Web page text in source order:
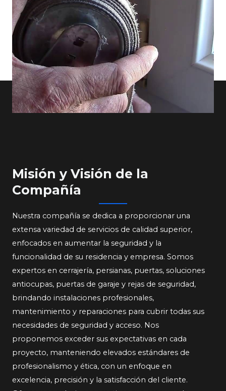
Misión y Visión de la
Compañía​​​​​​
Nuestra compañía se dedica a proporcionar una
extensa variedad de servicios de calidad superior,
enfocados en aumentar la seguridad y la
funcionalidad de su residencia y empresa. Somos
expertos en cerrajería, persianas, puertas, soluciones
antiocupas, puertas de garaje y rejas de seguridad,
brindando instalaciones profesionales,
mantenimiento y reparaciones para cubrir todas sus
necesidades de seguridad y acceso. Nos
proponemos exceder sus expectativas en cada
proyecto, manteniendo elevados estándares de
profesionalismo y ética, con un enfoque en
excelencia, precisión y la satisfacción del cliente.